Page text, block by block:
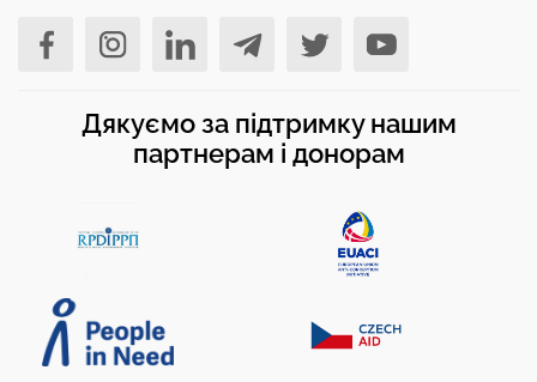
Дякуємо за підтримку нашим
партнерам і донорам